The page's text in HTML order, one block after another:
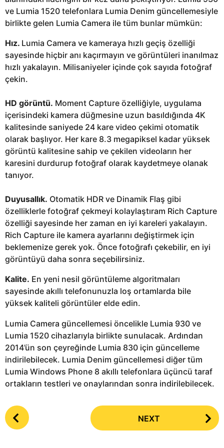
ve Lumia 1520 telefonlara Lumia Denim güncellemesiyle
birlikte gelen Lumia Camera ile tüm bunlar mümkün:
Hız. Lumia Camera ve kameraya hızlı geçiş özelliği
sayesinde hiçbir anı kaçırmayın ve görüntüleri inanılmaz
hızlı yakalayın. Milisaniyeler içinde çok sayıda fotoğraf
çekin.
HD görüntü. Moment Capture özelliğiyle, uygulama
içerisindeki kamera düğmesine uzun basıldığında 4K
kalitesinde saniyede 24 kare video çekimi otomatik
olarak başlıyor. Her kare 8.3 megapiksel kadar yüksek
görüntü kalitesine sahip ve çekilen videoların her
karesini durdurup fotoğraf olarak kaydetmeye olanak
tanıyor.
Duyusallık. Otomatik HDR ve Dinamik Flaş gibi
özelliklerle fotoğraf çekmeyi kolaylaştıram Rich Capture
özelliği sayesinde her zaman en iyi kareleri yakalayın.
Rich Capture ile kamera ayarlarını değiştirmek için
beklemenize gerek yok. Önce fotoğrafı çekebilir, en iyi
görüntüyü daha sonra seçebilirsiniz.
Kalite. En yeni nesil görüntüleme algoritmaları
sayesinde akıllı telefonunuzla loş ortamlarda bile
yüksek kaliteli görüntüler elde edin.
Lumia Camera güncellemesi öncelikle Lumia 930 ve
Lumia 1520 cihazlarıyla birlikte sunulacak. Ardından
2014’ün son çeyreğinde Lumia 830 için güncelleme
indirilebilecek. Lumia Denim güncellemesi diğer tüm
Lumia Windows Phone 8 akıllı telefonlara üçüncü taraf
ortakların testleri ve onaylarından sonra indirilebilecek.
P
o
NEXT